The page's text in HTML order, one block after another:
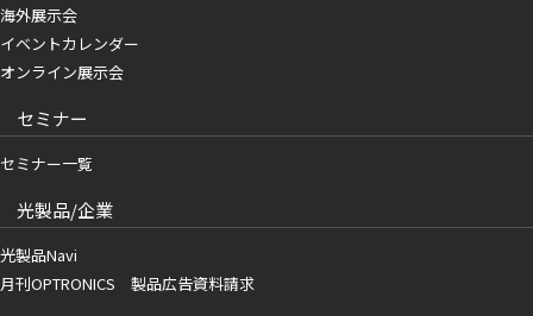
海外展示会
イベントカレンダー
オンライン展示会
セミナー
セミナー一覧
光製品/企業
光製品Navi
月刊OPTRONICS 製品広告資料請求